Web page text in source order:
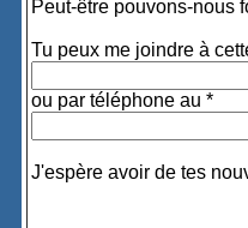
Peut-être pouvons-nous
Tu peux me joindre à
ou par téléphone au *
J'espère avoir de tes